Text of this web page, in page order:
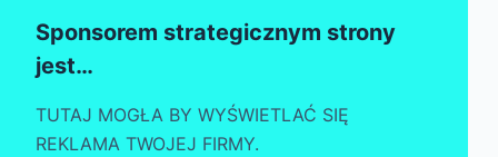
Sponsorem strategicznym strony
jest…
TUTAJ MOGŁA BY WYŚWIETLAĆ SIĘ
REKLAMA TWOJEJ FIRMY.